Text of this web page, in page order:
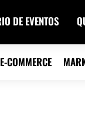
DE EVENTOS
E-COMMERCE